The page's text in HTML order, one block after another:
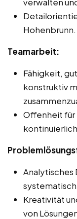
Hohenbrunn.
Teamarbeit:
Fähigkeit,
konstruktiv
Offenheit für
Analytisches
Kreativität
von